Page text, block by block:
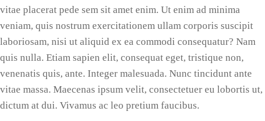
vitae placerat pede sem sit amet enim. Ut enim ad minima
veniam, quis nostrum exercitationem ullam corporis suscipit
laboriosam, nisi ut aliquid ex ea commodi consequatur? Nam
quis nulla. Etiam sapien elit, consequat eget, tristique non,
venenatis quis, ante. Integer malesuada. Nunc tincidunt ante
vitae massa. Maecenas ipsum velit, consectetuer eu lobortis ut,
dictum at dui. Vivamus ac leo pretium faucibus.